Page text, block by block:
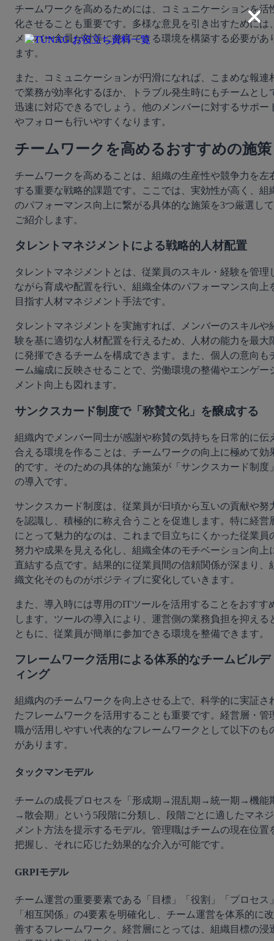
チームワークを高めるためには、コミュニケーションを活
化させることも重要です。多様な意見を引き出すためには
メンバー全員が対等に発言できる環境を構築する必要があ
ます。
また、コミュニケーションが円滑になれば、こまめな報連
で業務が効率化するほか、トラブル発生時にもチームとし
迅速に対応できるでしょう。他のメンバーに対するサポー
やフォローも行いやすくなります。
チームワークを高めるおすすめの施策
チームワークを高めることは、組織の生産性や競争力を左
する重要な戦略的課題です。ここでは、実効性が高く、組
のパフォーマンス向上に繋がる具体的な施策を3つ厳選して
ご紹介します。
タレントマネジメントによる戦略的人材配置
タレントマネジメントとは、従業員のスキル・経験を管理
ながら育成や配置を行い、組織全体のパフォーマンス向上
目指す人材マネジメント手法です。
タレントマネジメントを実施すれば、メンバーのスキルや
験を基に適切な人材配置を行えるため、人材の能力を最大
に発揮できるチームを構成できます。また、個人の意向も
ーム編成に反映させることで、労働環境の整備やエンゲー
メント向上も図れます。
サンクスカード制度で「称賛文化」を醸成する
組織内でメンバー同士が感謝や称賛の気持ちを日常的に伝
合える環境を作ることは、チームワークの向上に極めて効
的です。そのための具体的な施策が「サンクスカード制度
の導入です。
サンクスカード制度は、従業員が日頃から互いの貢献や努
を認識し、積極的に称え合うことを促進します。特に経営
にとって魅力的なのは、これまで目立ちにくかった従業員
努力や成果を見える化し、組織全体のモチベーション向上
直結する点です。結果的に従業員間の信頼関係が深まり、
織文化そのものがポジティブに変化していきます。
また、導入時には専用のITツールを活用することをおすす
します。ツールの導入により、運営側の業務負担を抑える
ともに、従業員が簡単に参加できる環境を整備できます。
フレームワーク活用による体系的なチームビルデ
ィング
組織内のチームワークを向上させる上で、科学的に実証さ
たフレームワークを活用することも重要です。経営層・管
職が活用しやすい代表的なフレームワークとして以下のも
があります。
タックマンモデル
チームの成長プロセスを「形成期→混乱期→統一期→機能
→散会期」という5段階に分類し、段階ごとに適したマネジ
メント方法を提示するモデル。管理職はチームの現在位置
把握し、それに応じた効果的な介入が可能です。
GRPIモデル
チーム運営の重要要素である「目標」「役割」「プロセス
「相互関係」の4要素を明確化し、チーム運営を体系的に改
善するフレームワーク。経営層にとっては、組織目標の浸